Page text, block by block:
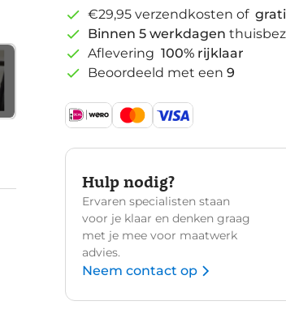
€29,95 verzendkosten of
Binnen 5 werkdagen
Aflevering 100% rijklaar
Beoordeeld met een 9
Hulp nodig?
Ervaren specialisten staan
voor je klaar en denken graag
met je mee voor maatwerk
advies.
Neem contact op